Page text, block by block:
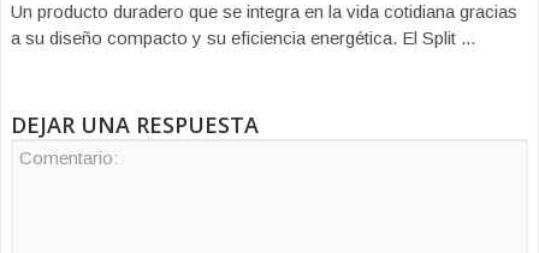
Un producto duradero que se integra en la vida cotidiana gracias
a su diseño compacto y su eficiencia energética. El Split ...
DEJAR UNA RESPUESTA